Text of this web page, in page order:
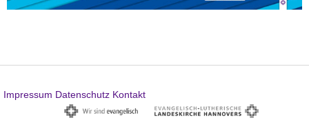
Impressum Datenschutz Kontakt